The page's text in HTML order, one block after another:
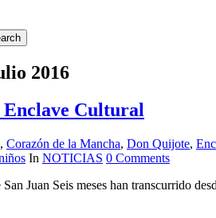
2016
Enclave Cultural
, Corazón de la Mancha, Don Quijote,
In NOTICIAS 0 Comments
Juan Seis meses han transcurrido